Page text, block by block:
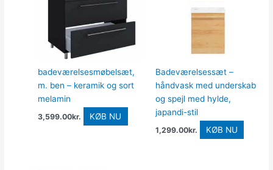
badeværelsesmøbelsæt,
m. ben – keramik og sort
melamin
3,599.00kr. KØB NU
Badeværelsessæt –
håndvask med underskab
og spejl med hylde,
japandi-stil
1,299.00kr. KØB NU